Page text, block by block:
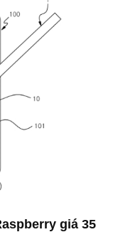
giá 35